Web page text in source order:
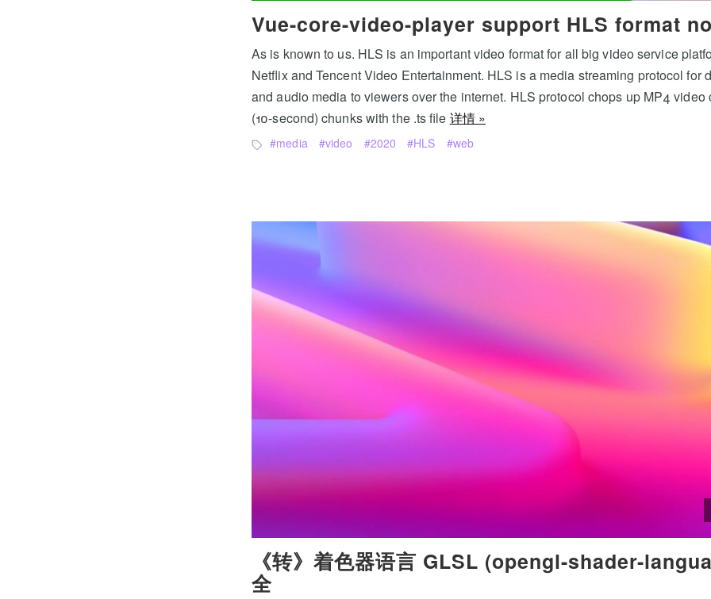
Vue-core-video-player support HLS format
As is known to us. HLS is an important video format for all big video service
Netflix and Tencent Video Entertainment. HLS is a media streaming protocol for
and audio media to viewers over the internet. HLS protocol chops up MP4 video
(10-second) chunks with the .ts file 详情 »
media video 2020 HLS web
《转》着色器语言 GLSL (opengl-shader-
全